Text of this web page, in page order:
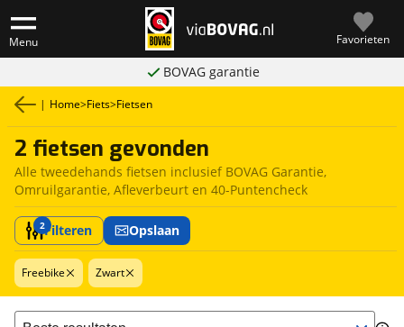
Menu Favorieten
BOVAG garantie
| Home>Fiets>Fietsen
2 fietsen gevonden
Alle tweedehands fietsen inclusief BOVAG Garantie,
Omruilgarantie, Afleverbeurt en 40-Puntencheck
2Filteren Opslaan
Freebike Zwart